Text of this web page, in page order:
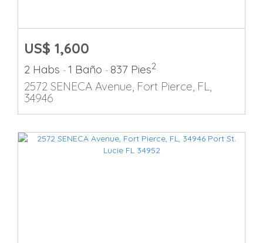
US$ 1,600
2 Habs - 1 Baño - 837 Pies2
2572 SENECA Avenue, Fort Pierce, FL,
34946